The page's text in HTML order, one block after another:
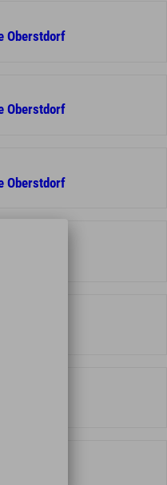
Oberstdorf
Oberstdorf
Oberstdorf